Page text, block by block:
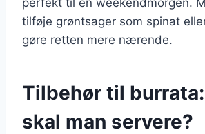
tilføje grøntsager som spinat
gøre retten mere nærende.
Tilbehør til
skal man servere?